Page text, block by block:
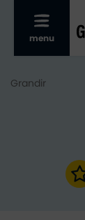
Afficher
menu
Grandir